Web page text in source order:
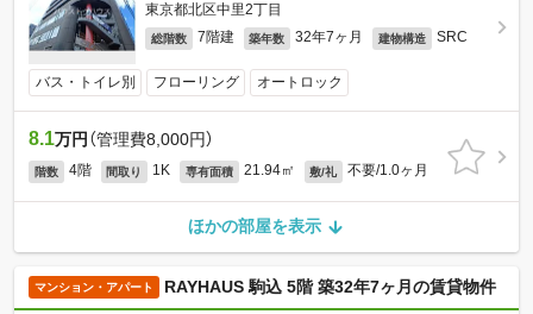
東京都北区中里2丁目
総階数 7階建 築年数 32年7ヶ月 建物構造 SRC
バス・トイレ別 フローリング オートロック
8.1万円 （管理費8,000円）
階数 4階 間取り 1K 専有面積 21.94㎡ 敷/礼 不要/1.0ヶ月
ほかの部屋を表示
マンション・アパート RAYHAUS 駒込 5階 築32年7ヶ月の賃貸物件